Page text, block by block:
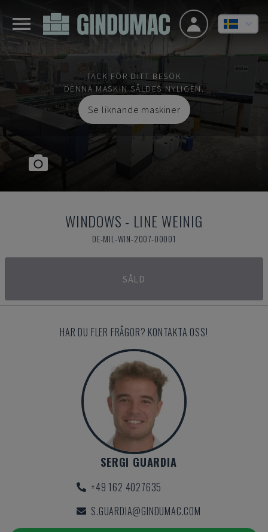
TACK FÖR DITT BESÖK
DENNA MASKIN SÅLDES NYLIGEN.
Se liknande maskiner
WINDOWS - LINE WEINIG
DE-MIL-WIN-2007-00001
SÅLD
HAR DU FLER FRÅGOR? KONTAKTA OSS!
SERGI GUARDIA
+49 162 4027635
S.GUARDIA@GINDUMAC.COM